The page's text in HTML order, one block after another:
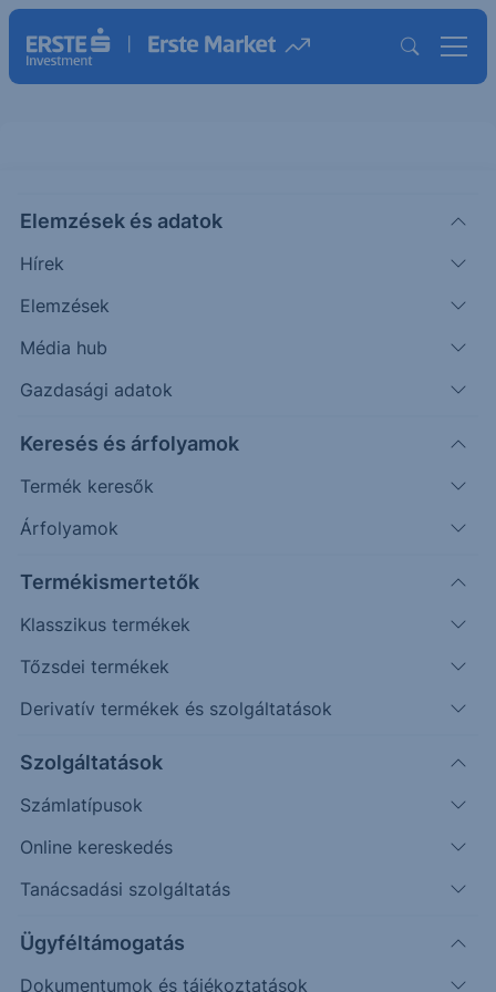
Elemzések és adatok
Hírek
Elemzések
Média hub
Gazdasági adatok
Keresés és árfolyamok
Termék keresők
Árfolyamok
Termékismertetők
Klasszikus termékek
Tőzsdei termékek
Derivatív termékek és szolgáltatások
Szolgáltatások
Számlatípusok
Online kereskedés
Tanácsadási szolgáltatás
Ügyféltámogatás
Dokumentumok és tájékoztatások
S&P500 - 2024/47 - napi
CHART EXTRA
Puppi Adrián
Az elmúlt napokban a várakozásainknak megfelelő
célárat.
Timeframe
Ellenállások
Napos
Elsődleges gondolatunk, hogy még a korrekciót